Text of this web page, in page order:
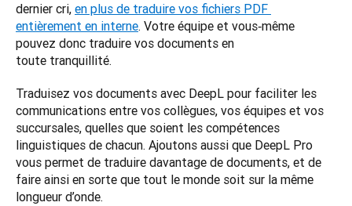
dernier cri, en plus de traduire vos fichiers PDF
entièrement en interne. Votre équipe et vous‑même
pouvez donc traduire vos documents en
toute tranquillité.
Traduisez vos documents avec DeepL pour faciliter les
communications entre vos collègues, vos équipes et vos
succursales, quelles que soient les compétences
linguistiques de chacun. Ajoutons aussi que DeepL Pro
vous permet de traduire davantage de documents, et de
faire ainsi en sorte que tout le monde soit sur la même
longueur d’onde.